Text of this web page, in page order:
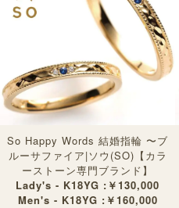
So Happy Words 結婚指輪 〜ブ
ルーサファイア|ソウ(SO)【カラ
ーストーン専門ブランド】
Lady's - K18YG :￥130,000
Men's - K18YG :￥160,000